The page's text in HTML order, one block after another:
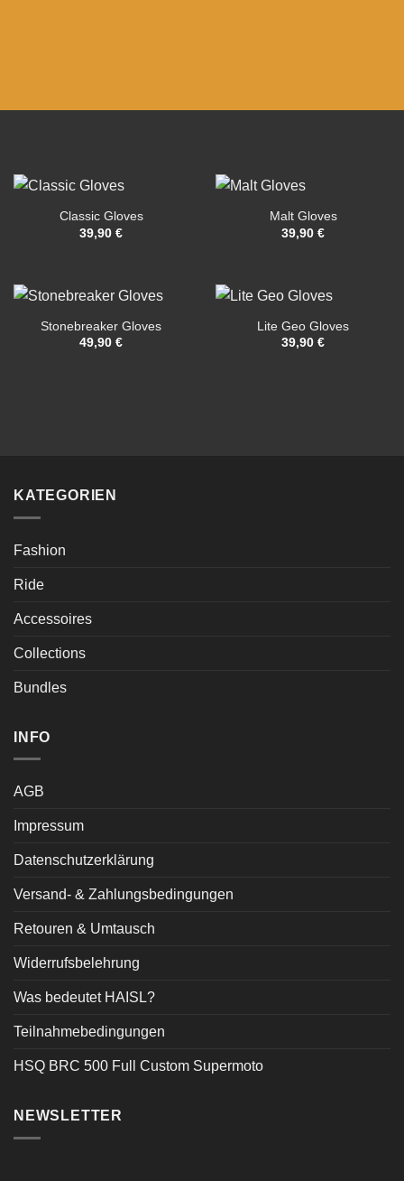
Classic Gloves
39,90 €
Malt Gloves
39,90 €
Stonebreaker Gloves
49,90 €
Lite Geo Gloves
39,90 €
KATEGORIEN
Fashion
Ride
Accessoires
Collections
Bundles
INFO
AGB
Impressum
Datenschutzerklärung
Versand- & Zahlungsbedingungen
Retouren & Umtausch
Widerrufsbelehrung
Was bedeutet HAISL?
Teilnahmebedingungen
HSQ BRC 500 Full Custom Supermoto
NEWSLETTER